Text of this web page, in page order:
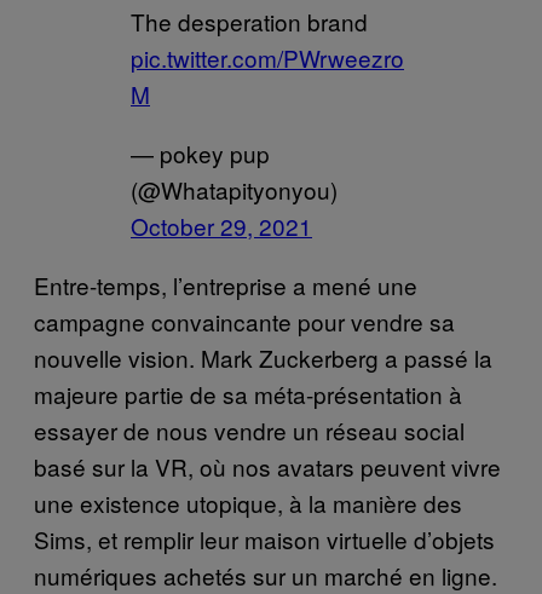
The desperation brand
pic.twitter.com/PWrweezro
M
— pokey pup
(@Whatapityonyou)
October 29, 2021
Entre-temps, l’entreprise a mené une
campagne convaincante pour vendre sa
nouvelle vision. Mark Zuckerberg a passé la
majeure partie de sa méta-présentation à
essayer de nous vendre un réseau social
basé sur la VR, où nos avatars peuvent vivre
une existence utopique, à la manière des
Sims, et remplir leur maison virtuelle d’objets
numériques achetés sur un marché en ligne.